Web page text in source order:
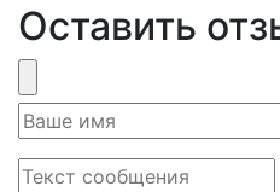
Оставить